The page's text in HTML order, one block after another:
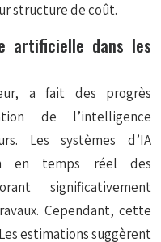
structure de coût.
artificielle dans les
a fait des progrès
de l’intelligence
Les systèmes d’IA
en temps réel des
significativement
Cependant, cette
estimations suggèrent